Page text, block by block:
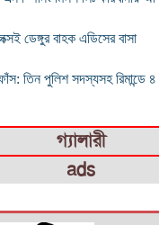
ডেঙ্গুর বাহক এডিসের বাসা
তিন পুলিশ সদস্যসহ রিমান্ডে ৪
গ্যালারী
ads